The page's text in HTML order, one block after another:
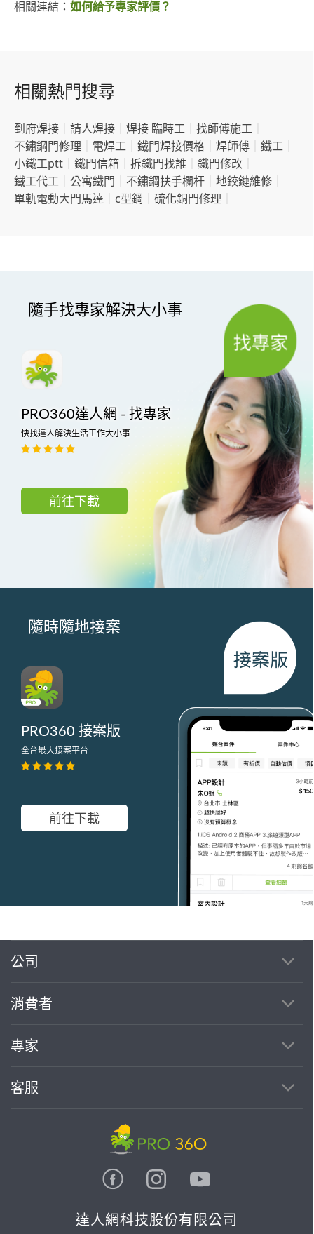
相關連結： 如何給予專家評價？
相關熱門搜尋
到府焊接 請人焊接 焊接 臨時工 找師傅施工
不鏽鋼門修理
電焊工 鐵門焊接價格 焊師傅 鐵工
小鐵工ptt
鐵門信箱 拆鐵門找誰 鐵門修改
鐵工代工
公寓鐵門 不鏽鋼扶手欄杆 地鉸鏈維修
單軌電動大門馬達
c型鋼 硫化銅門修理
隨手找專家解決大小事
PRO360達人網 - 找專家
快找達人解決生活工作大小事
前往下載
隨時隨地接案
PRO360 接案版
全台最大接案平台
前往下載
公司
消費者
專家
客服
達人網科技股份有限公司
繼續完成